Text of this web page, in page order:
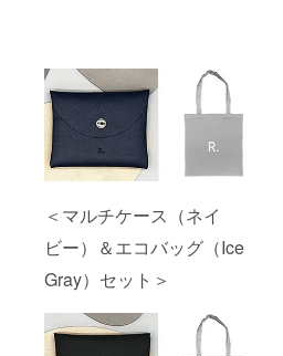
＜マルチケース（ネイ
ビー）＆エコバッグ（Ice
Gray）セット＞